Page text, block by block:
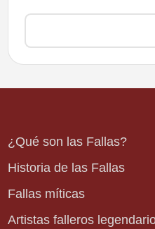
¿Qué son las Fallas?
Historia de las Fallas
Fallas míticas
Artistas falleros